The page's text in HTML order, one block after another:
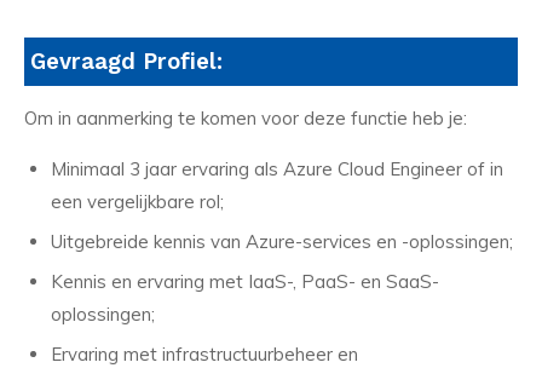
Gevraagd Profiel:
Om in aanmerking te komen voor deze functie heb je:
Minimaal 3 jaar ervaring als Azure Cloud Engineer of in
een vergelijkbare rol;
Uitgebreide kennis van Azure-services en -oplossingen;
Kennis en ervaring met IaaS-, PaaS- en SaaS-
oplossingen;
Ervaring met infrastructuurbeheer en